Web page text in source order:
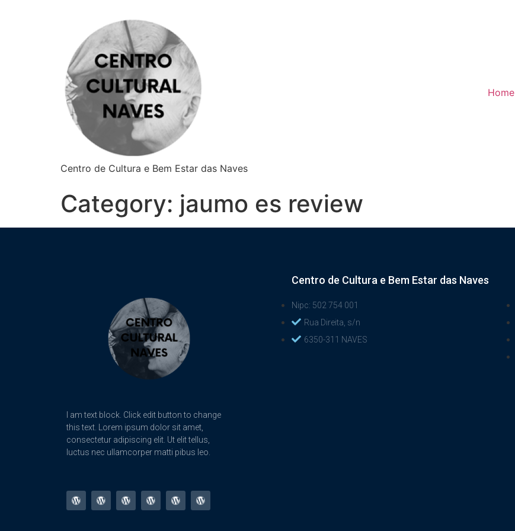
Centro de Cultura e Bem Estar das Naves
Home
Category: jaumo es review
I am text block. Click edit button to change
this text. Lorem ipsum dolor sit amet,
consectetur adipiscing elit. Ut elit tellus,
luctus nec ullamcorper matti pibus leo.
Centro de Cultura e Bem Estar das Naves
Nipc: 502 754 001
Rua Direita, s/n
6350-311 NAVES